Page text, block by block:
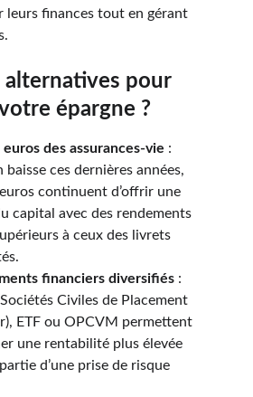
leurs finances tout en gérant
alternatives pour
épargne ?
euros des assurances-vie :
baisse ces dernières années,
continuent d’offrir une
capital avec des rendements
à ceux des livrets
financiers diversifiés :
Civiles de Placement
ETF ou OPCVM permettent
une rentabilité plus élevée
d’une prise de risque